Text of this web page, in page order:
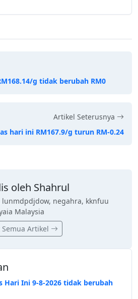
g tidak berubah RM0
Artikel Seterusnya
hari ini RM167.9/g turun RM-0.24
oleh Shahrul
lunmdpdjdow, negahra, kknfuu
Malaysia
Semua Artikel
Hari Ini 9-8-2026 tidak berubah